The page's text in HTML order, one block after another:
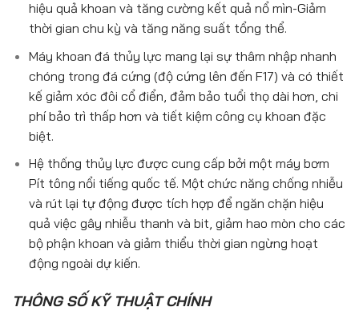
hiệu quả khoan và tăng cường kết quả nổ mìn-Giảm
thời gian chu kỳ và tăng năng suất tổng thể.
Máy khoan đá thủy lực mang lại sự thâm nhập nhanh
chóng trong đá cứng (độ cứng lên đến F17) và có thiết
kế giảm xóc đôi cổ điển, đảm bảo tuổi thọ dài hơn, chi
phí bảo trì thấp hơn và tiết kiệm công cụ khoan đặc
biệt.
Hệ thống thủy lực được cung cấp bởi một máy bơm
Pít tông nổi tiếng quốc tế. Một chức năng chống nhiễu
và rút lại tự động được tích hợp để ngăn chặn hiệu
quả việc gây nhiễu thanh và bit, giảm hao mòn cho các
bộ phận khoan và giảm thiểu thời gian ngừng hoạt
động ngoài dự kiến.
THÔNG SỐ KỸ THUẬT CHÍNH